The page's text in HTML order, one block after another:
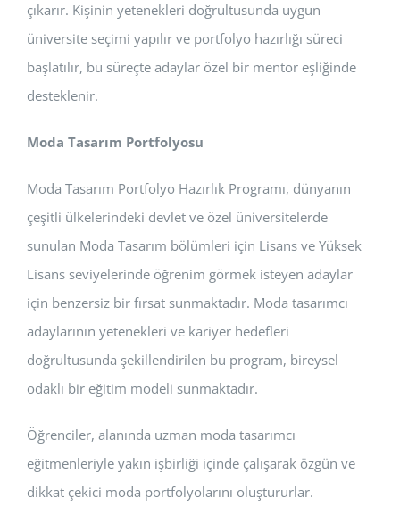
çıkarır. Kişinin yetenekleri doğrultusunda uygun
üniversite seçimi yapılır ve portfolyo hazırlığı süreci
başlatılır, bu süreçte adaylar özel bir mentor eşliğinde
desteklenir.
Moda Tasarım Portfolyosu
Moda Tasarım Portfolyo Hazırlık Programı, dünyanın
çeşitli ülkelerindeki devlet ve özel üniversitelerde
sunulan Moda Tasarım bölümleri için Lisans ve Yüksek
Lisans seviyelerinde öğrenim görmek isteyen adaylar
için benzersiz bir fırsat sunmaktadır. Moda tasarımcı
adaylarının yetenekleri ve kariyer hedefleri
doğrultusunda şekillendirilen bu program, bireysel
odaklı bir eğitim modeli sunmaktadır.
Öğrenciler, alanında uzman moda tasarımcı
eğitmenleriyle yakın işbirliği içinde çalışarak özgün ve
dikkat çekici moda portfolyolarını oluştururlar.